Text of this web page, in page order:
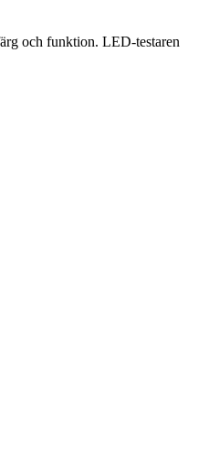
och funktion. LED-testaren